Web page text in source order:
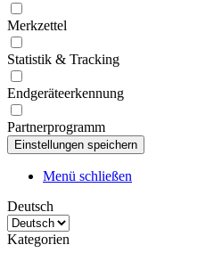
Merkzettel
Statistik & Tracking
Endgeräteerkennung
Partnerprogramm
Menü schließen
Deutsch
Kategorien